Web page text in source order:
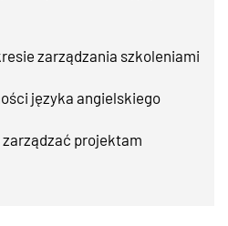
zarządzania szkoleniami
języka angielskiego
projektam